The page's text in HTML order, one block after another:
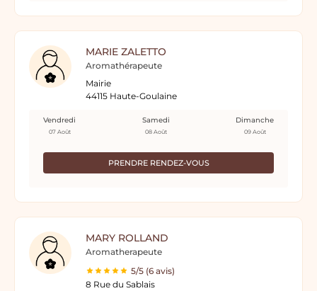
MARIE ZALETTO
Aromathérapeute
Mairie
44115 Haute-Goulaine
PRENDRE RENDEZ-VOUS
Vendredi
07 Août
Samedi
08 Août
Dimanche
09 Août
MARY ROLLAND
Aromatherapeute
5/5 (6 avis)
8 Rue du Sablais